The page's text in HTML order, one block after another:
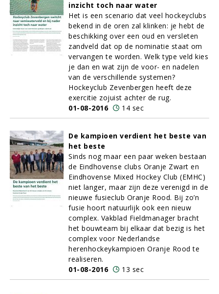
inzicht toch naar water
Het is een scenario dat veel hockeyclubs
bekend in de oren zal klinken: je hebt de
beschikking over een oud en versleten
zandveld dat op de nominatie staat om
vervangen te worden. Welk type veld kies
je dan en wat zijn de voor- en nadelen
van de verschillende systemen?
Hockeyclub Zevenbergen heeft deze
exercitie zojuist achter de rug.
01-08-2016
14 sec
De kampioen verdient het beste van
het beste
Sinds nog maar een paar weken bestaan
de Eindhovense clubs Oranje Zwart en
Eindhovense Mixed Hockey Club (EMHC)
niet langer, maar zijn deze verenigd in de
nieuwe fusieclub Oranje Rood. Bij zo’n
fusie hoort natuurlijk ook een nieuw
complex. Vakblad Fieldmanager bracht
het bouwteam bij elkaar dat bezig is het
complex voor Nederlandse
herenhockeykampioen Oranje Rood te
realiseren.
01-08-2016
13 sec